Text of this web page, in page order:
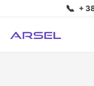
до
вмісту
📞 +